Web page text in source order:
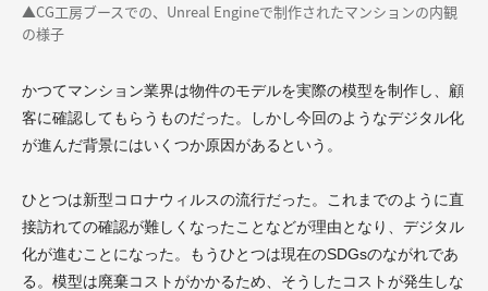
▲CG工房ブースでの、Unreal Engineで制作されたマンションの内観
の様子
かつてマンション業界は物件のモデルを実際の模型を制作し、顧
客に確認してもらうものだった。しかし今回のようなデジタル化
が進んだ背景にはいくつか原因があるという。
ひとつは新型コロナウィルスの流行だった。これまでのように直
接訪れての確認が難しくなったことなどが理由となり、デジタル
化が進むことになった。もうひとつは現在のSDGsのながれであ
る。模型は廃棄コストがかかるため、そうしたコストが発生しな